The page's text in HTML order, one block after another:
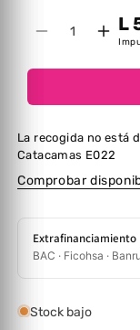
Disminuir
Cantidad L
La recogida no está
Catacamas E022
Comprobar
Extrafinanciamiento
BAC · Ficohsa ·
Stock bajo